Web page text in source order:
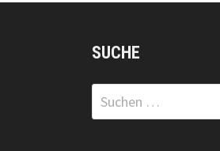
SUCHE
Suchen
nach: